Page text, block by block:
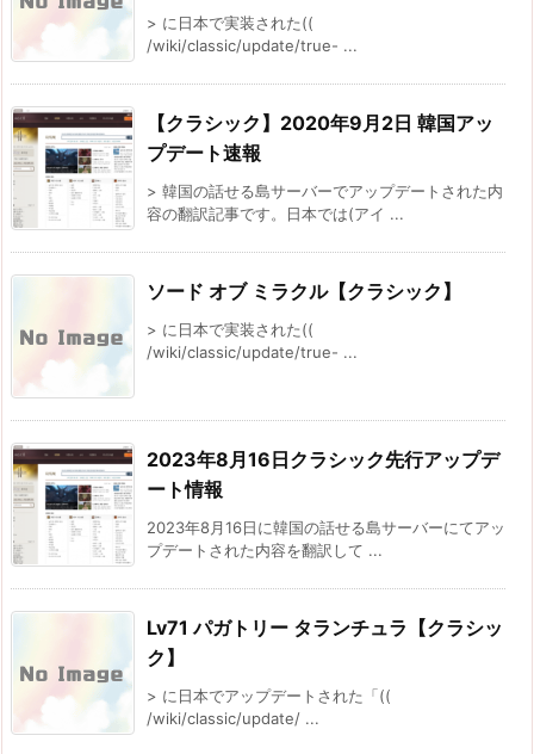
> に日本で実装された((
/wiki/classic/update/true- ...
【クラシック】2020年9月2日 韓国アッ
プデート速報
> 韓国の話せる島サーバーでアップデートされた内
容の翻訳記事です。日本では(アイ ...
ソード オブ ミラクル【クラシック】
> に日本で実装された((
/wiki/classic/update/true- ...
2023年8月16日クラシック先行アップデ
ート情報
2023年8月16日に韓国の話せる島サーバーにてアッ
プデートされた内容を翻訳して ...
Lv71 パガトリー タランチュラ【クラシッ
ク】
> に日本でアップデートされた「((
/wiki/classic/update/ ...